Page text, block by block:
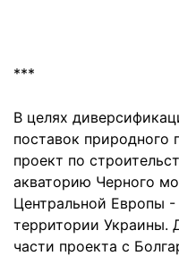
***
В целях
поставок природного
проект по
акваторию Черного
Центральной Европы
территории Украины.
части проекта с